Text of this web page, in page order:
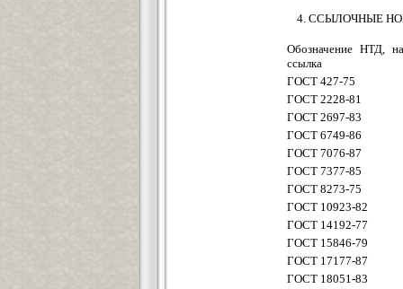
4. ССЫЛОЧНЫЕ
Обозначение НТД,
ссылка
ГОСТ 427-75
ГОСТ 2228-81
ГОСТ 2697-83
ГОСТ 6749-86
ГОСТ 7076-87
ГОСТ 7377-85
ГОСТ 8273-75
ГОСТ 10923-82
ГОСТ 14192-77
ГОСТ 15846-79
ГОСТ 17177-87
ГОСТ 18051-83